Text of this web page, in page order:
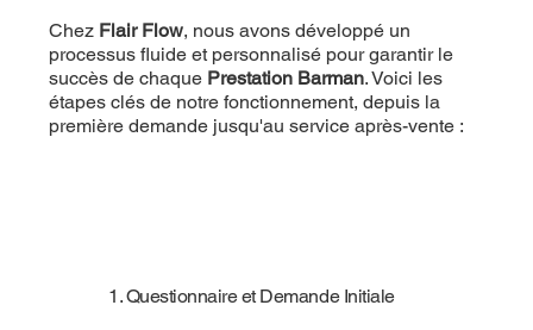
Chez Flair Flow, nous avons développé un
processus fluide et personnalisé pour garantir le
succès de chaque Prestation Barman. Voici les
étapes clés de notre fonctionnement, depuis la
première demande jusqu'au service après-vente :
1. Questionnaire et Demande Initiale